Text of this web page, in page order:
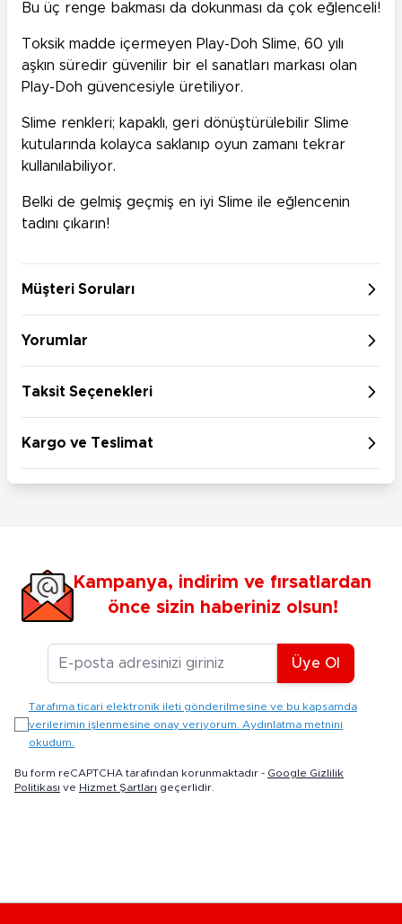
Bu üç renge bakması da dokunması da çok eğlenceli!
Toksik madde içermeyen Play-Doh Slime, 60 yılı
aşkın süredir güvenilir bir el sanatları markası olan
Play-Doh güvencesiyle üretiliyor.
Slime renkleri; kapaklı, geri dönüştürülebilir Slime
kutularında kolayca saklanıp oyun zamanı tekrar
kullanılabiliyor.
Belki de gelmiş geçmiş en iyi Slime ile eğlencenin
tadını çıkarın!
Müşteri Soruları
Yorumlar
Taksit Seçenekleri
Kargo ve Teslimat
Kampanya, indirim ve fırsatlardan
önce sizin haberiniz olsun!
E-posta Adresiniz
Üye Ol
Tarafıma ticari elektronik ileti gönderilmesine ve bu kapsamda
verilerimin işlenmesine onay veriyorum. Aydınlatma metnini
okudum.
Bu form reCAPTCHA tarafından korunmaktadır - Google Gizlilik
Politikası ve Hizmet Şartları geçerlidir.